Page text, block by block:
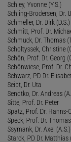
Schley, Yvonne (Y.S.)
Schling-Brodersen, Dr.
Schmeller, Dr. Dirk (D.S.)
Schmitt, Prof. Dr.
Schmuck, Dr. Thomas
Scholtyssek, Christine
Schön, Prof. Dr. Georg
Schönwiese, Prof. Dr.
Schwarz, PD Dr.
Seibt, Dr. Uta
Sendtko, Dr. Andreas
Sitte, Prof. Dr. Peter
Spatz, Prof. Dr. Hanns-
Speck, Prof. Dr.
Ssymank, Dr. Axel (A.S.)
Starck, PD Dr. Matthias